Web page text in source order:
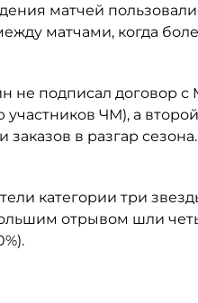
матчей
матчами, когда
не подписал договор
ЧМ), а
в разгар
категории три
отрывом шли